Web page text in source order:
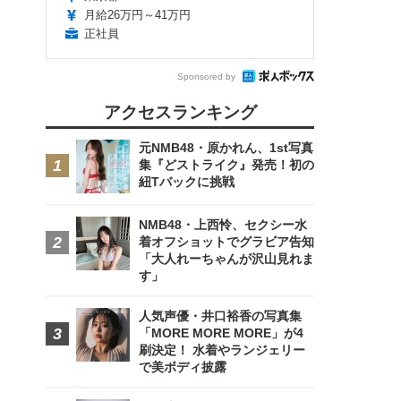
月給26万円～41万円
正社員
Sponsored by
アクセスランキング
元NMB48・原かれん、1st写真
集『どストライク』発売！初の
紐Tバックに挑戦
NMB48・上西怜、セクシー水
着オフショットでグラビア告知
「大人れーちゃんが沢山見れま
す」
人気声優・井口裕香の写真集
「MORE MORE MORE」が4
刷決定！ 水着やランジェリー
で美ボディ披露